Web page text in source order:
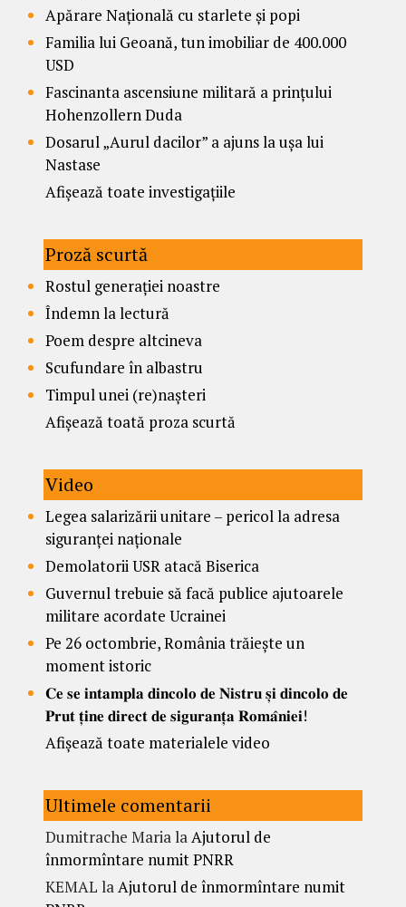
Apărare Națională cu starlete și popi
Familia lui Geoană, tun imobiliar de 400.000
USD
Fascinanta ascensiune militară a prințului
Hohenzollern Duda
Dosarul „Aurul dacilor” a ajuns la ușa lui
Nastase
Afișează toate investigațiile
Proză scurtă
Rostul generației noastre
Îndemn la lectură
Poem despre altcineva
Scufundare în albastru
Timpul unei (re)nașteri
Afișează toată proza scurtă
Video
Legea salarizării unitare – pericol la adresa
siguranței naționale
Demolatorii USR atacă Biserica
Guvernul trebuie să facă publice ajutoarele
militare acordate Ucrainei
Pe 26 octombrie, România trăiește un
moment istoric
𝐂𝐞 𝐬𝐞 𝐢𝐧𝐭𝐚𝐦𝐩𝐥𝐚 𝐝𝐢𝐧𝐜𝐨𝐥𝐨 𝐝𝐞 𝐍𝐢𝐬𝐭𝐫𝐮 𝐬̦𝐢 𝐝𝐢𝐧𝐜𝐨𝐥𝐨 𝐝𝐞
𝐏𝐫𝐮𝐭 𝐭̦𝐢𝐧𝐞 𝐝𝐢𝐫𝐞𝐜𝐭 𝐝𝐞 𝐬𝐢𝐠𝐮𝐫𝐚𝐧𝐭̦𝐚 𝐑𝐨𝐦𝐚̂𝐧𝐢𝐞𝐢!
Afișează toate materialele video
Ultimele comentarii
Dumitrache MarialaAjutorul de
înmormîntare numit PNRR
KEMAL laAjutorul de înmormîntare numit